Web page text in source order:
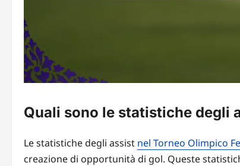
Quali sono le statistiche degli
Le statistiche degli assist nel Torneo Olimpico
creazione di opportunità di gol. Queste